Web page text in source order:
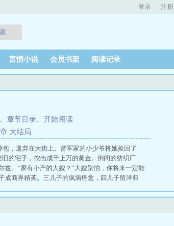
登录 注册
言情小说 会员书架 阅读记录
章节目录
开始阅读
大结局
，遗弃在大街上。督军家的小少爷将她捡回了
的宅子，挖出成千上万的黄金。倒闭的纺织厂，
兹。”家有小产的大嫂？“大嫂别怕，你将来一定能
成商界精英。三儿子的疯病痊愈，四儿子留洋归